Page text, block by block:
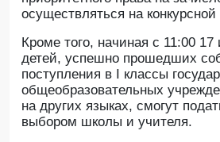
осуществляться на конкурсной
Кроме того, начиная с 11:00
детей, успешно прошедших
поступления в I классы
общеобразовательных
на других языках, смогут
выбором школы и учителя.